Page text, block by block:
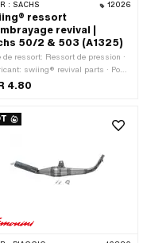
: SACHS 12026
ressort
revival |
50/2 & 503 (A1325)
de ressort: Ressort de pression ·
swiing® revival parts · Pony
OEM: A1325 · Sachs N° OEM:
4.80